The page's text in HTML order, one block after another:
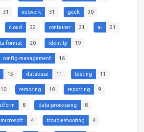
31 network 31 geek 30
cloud 22 container 21 ai 21
format 20 identity 19
config-management 16
15 database 11 testing 11
10 remoting 10 reporting 9
8 data-processing 8
microsoft 4 troubleshooting 4